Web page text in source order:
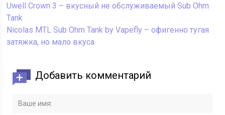
Uwell Crown 3 – вкусный не обслуживаемый Sub Ohm
Tank
Nicolas MTL Sub Ohm Tank by Vapefly – офигенно тугая
затяжка, но мало вкуса
Добавить комментарий